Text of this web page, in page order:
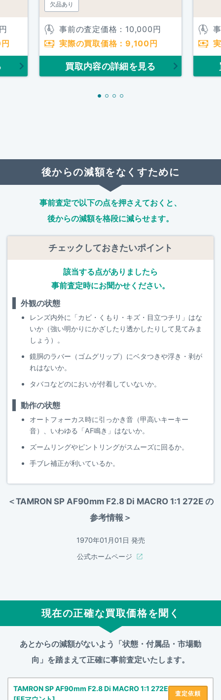
円
欠品あり
事前の査定価格： 10,000円
実際の買取価格： 9,100 円
買取内容の詳細を見る
後からの減額をなくすために
事前査定で以下の点を押さえておくと、
後からの減額を格段に減らせます。
チェックしておきたいポイント
該当する点がありましたら
事前査定時にお聞かせください。
外観の状態
レンズ内外に「カビ・くもり・キズ・目立つチリ」はな
いか（強い明かりにかざしたり透かしたりして見てみま
しょう）。
鏡胴のラバー（ゴムグリップ）にベタつきや浮き・剥が
れはないか。
タバコなどのにおいが付着していないか。
動作の状態
オートフォーカス時に引っかき音（甲高いキーキー
音）、いわゆる「AF鳴き」はないか。
ズームリングやピントリングがスムーズに回るか。
手ブレ補正が利いているか。
＜TAMRON SP AF90mm F2.8 Di MACRO 1:1 272E の
参考情報＞
1970年01月01日 発売
公式ホームページ
現在の正確な買取価格を聞く
あとからの減額がないよう「状態・付属品・市場動
向」を踏まえて正確に事前査定いたします。
TAMRON SP AF90mm F2.8 Di MACRO 1:1 272E
査定依頼